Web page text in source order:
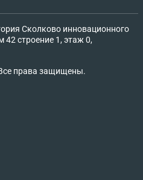
Сколково инновационного
42 строение 1, этаж 0,
права защищены.